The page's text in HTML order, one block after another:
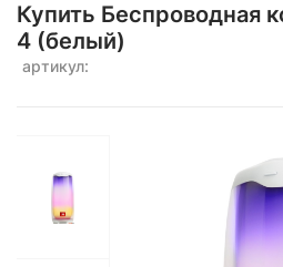
Купить Беспроводная
4 (белый)
артикул: